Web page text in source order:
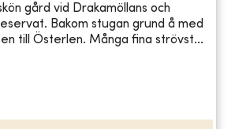
gård vid Drakamöllans och
Bakom stugan grund å med
till Österlen. Många fina strövst...